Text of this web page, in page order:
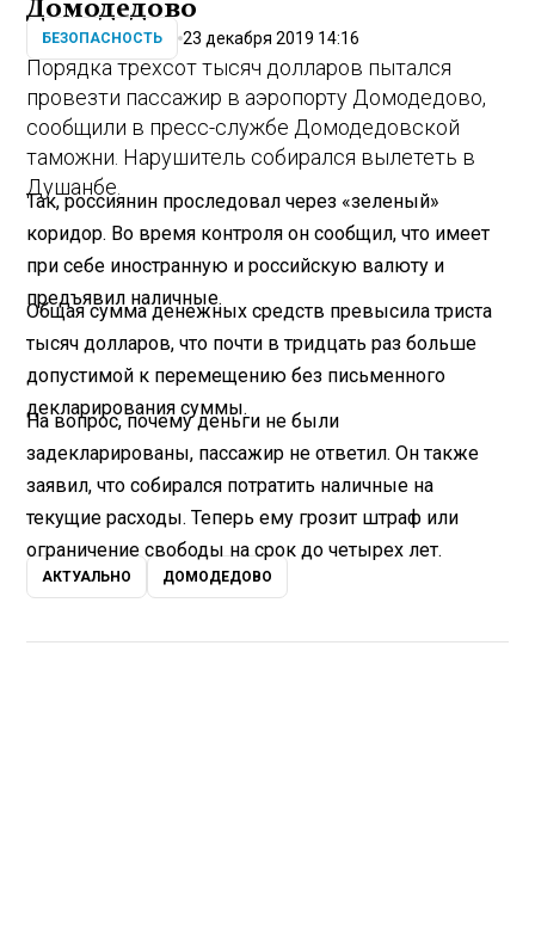
Домодедово
БЕЗОПАСНОСТЬ 23 декабря 2019 14:16
Порядка трехсот тысяч долларов пытался
провезти пассажир в аэропорту Домодедово,
сообщили в пресс-службе Домодедовской
таможни. Нарушитель собирался вылететь в
Душанбе.
Так, россиянин проследовал через «зеленый»
коридор. Во время контроля он сообщил, что имеет
при себе иностранную и российскую валюту и
предъявил наличные.
Общая сумма денежных средств превысила триста
тысяч долларов, что почти в тридцать раз больше
допустимой к перемещению без письменного
декларирования суммы.
На вопрос, почему деньги не были
задекларированы, пассажир не ответил. Он также
заявил, что собирался потратить наличные на
текущие расходы. Теперь ему грозит штраф или
ограничение свободы на срок до четырех лет.
АКТУАЛЬНО ДОМОДЕДОВО